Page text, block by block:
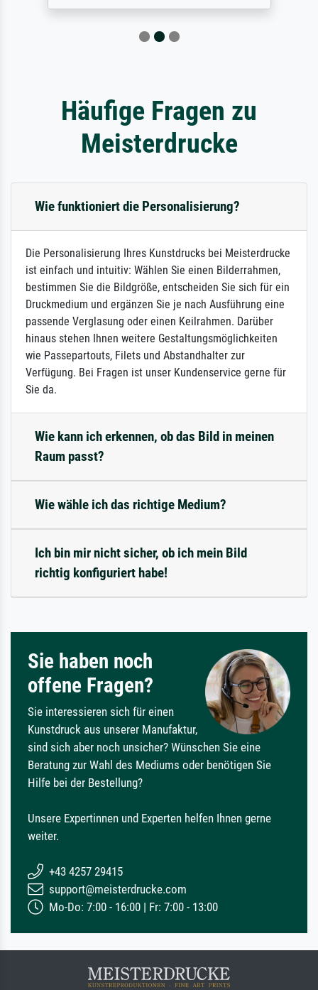
Häufige Fragen zu
Meisterdrucke
Wie funktioniert die Personalisierung?
Die Personalisierung Ihres Kunstdrucks bei Meisterdrucke
ist einfach und intuitiv: Wählen Sie einen Bilderrahmen,
bestimmen Sie die Bildgröße, entscheiden Sie sich für ein
Druckmedium und ergänzen Sie je nach Ausführung eine
passende Verglasung oder einen Keilrahmen. Darüber
hinaus stehen Ihnen weitere Gestaltungsmöglichkeiten
wie Passepartouts, Filets und Abstandhalter zur
Verfügung. Bei Fragen ist unser Kundenservice gerne für
Sie da.
Wie kann ich erkennen, ob das Bild in meinen
Raum passt?
Wie wähle ich das richtige Medium?
Ich bin mir nicht sicher, ob ich mein Bild
richtig konfiguriert habe!
Sie haben noch
offene Fragen?
Sie interessieren sich für einen
Kunstdruck aus unserer Manufaktur,
sind sich aber noch unsicher? Wünschen Sie eine
Beratung zur Wahl des Mediums oder benötigen Sie
Hilfe bei der Bestellung?
Unsere Expertinnen und Experten helfen Ihnen gerne
weiter.
+43 4257 29415
support@meisterdrucke.com
Mo-Do: 7:00 - 16:00 | Fr: 7:00 - 13:00